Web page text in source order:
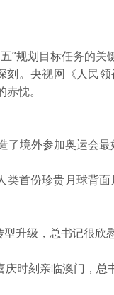
规划目标任务的关
刻。央视网《人民
忱。
境外参加奥运会最
首份珍贵月球背面
级，总书记很欣
时刻亲临澳门，总